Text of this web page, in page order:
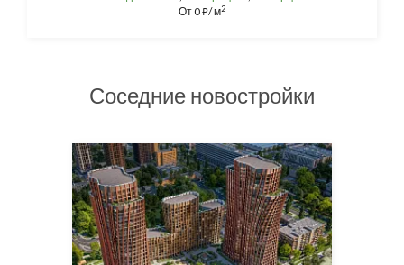
От0⃏/ м2
Соседние новостройки